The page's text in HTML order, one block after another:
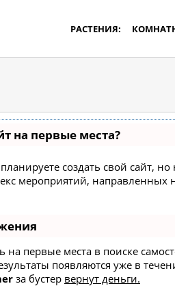
РАСТЕНИЯ:
на первые места?
создать свой сайт,
мероприятий,
на первые места в поиске
появляются уже в
за бустер вернут деньги.